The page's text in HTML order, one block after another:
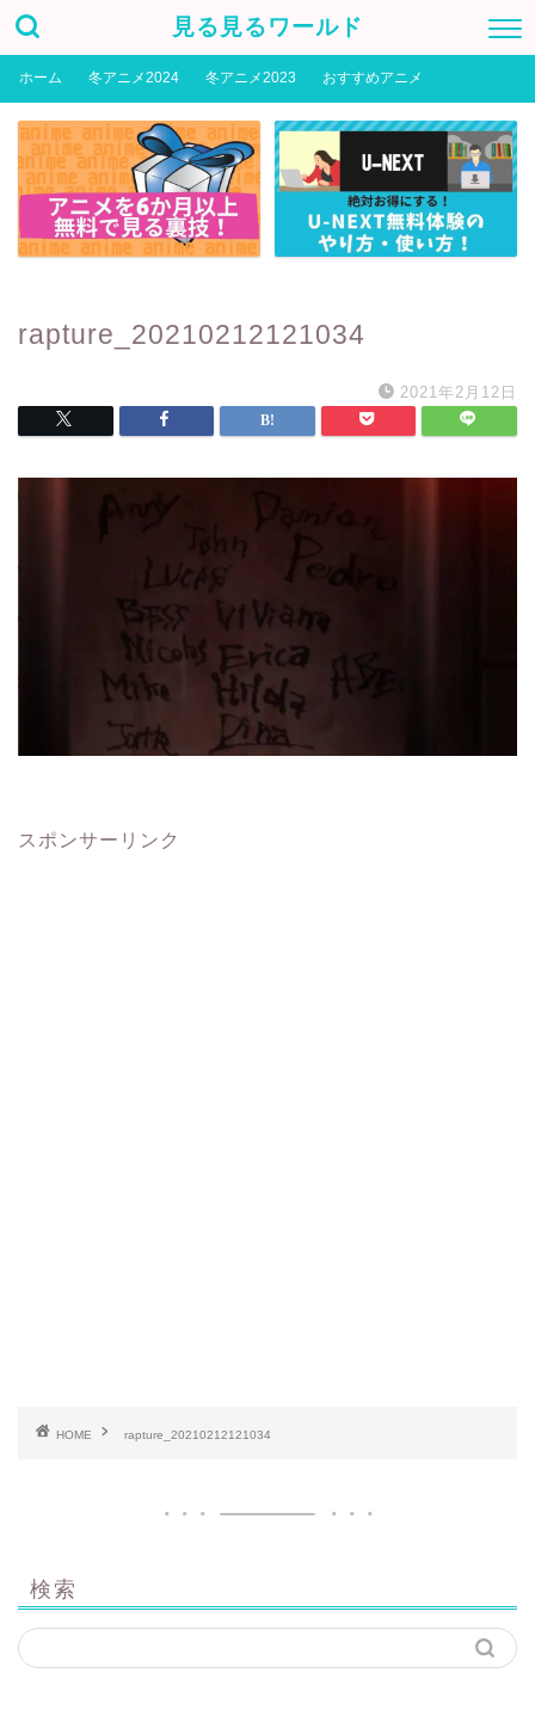
見る見るワールド
ホーム 冬アニメ2024 冬アニメ2023 おすすめアニメ
rapture_20210212121034
2021年2月12日
スポンサーリンク
HOME rapture_20210212121034
検索